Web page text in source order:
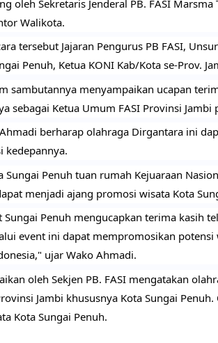
oleh Sekretaris Jenderal PB. FASI
Walikota.
tersebut Jajaran Pengurus PB FASI,
Penuh, Ketua KONI Kab/Kota se-Prov.
sambutannya menyampaikan ucapan
sebagai Ketua Umum FASI Provinsi
berharap olahraga Dirgantara ini
kedepannya.
Sungai Penuh tuan rumah Kejuaraan
menjadi ajang promosi wisata Kota
Sungai Penuh mengucapkan terima kasih
event ini dapat mempromosikan potensi
ujar Wako Ahmadi.
oleh Sekjen PB. FASI mengatakan
Jambi khususnya Kota Sungai
Kota Sungai Penuh.